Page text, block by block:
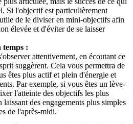
Si l'objectif est particulièrement
de le diviser en mini-objectifs afin
élevée et d'éviter de se laisser
temps :
attentivement, en écoutant ce
suggèrent. Cela vous permettra de
êtes plus actif et plein d'énergie et
Par exemple, si vous êtes un lève-
l'atteinte des objectifs les plus
des engagements plus simples
de l'après-midi.